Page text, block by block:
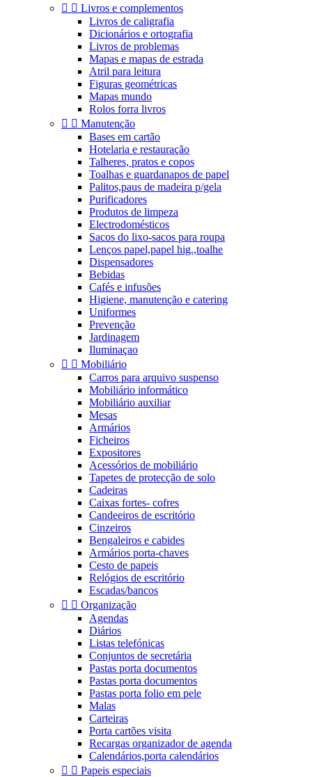
  Livros e complementos
Livros de caligrafia
Dicionários e ortografia
Livros de problemas
Mapas e mapas de estrada
Atril para leitura
Figuras geométricas
Mapas mundo
Rolos forra livros
  Manutenção
Bases em cartão
Hotelaria e restauração
Talheres, pratos e copos
Toalhas e guardanapos de papel
Palitos,paus de madeira p/gela
Purificadores
Produtos de limpeza
Electrodomésticos
Sacos do lixo-sacos para roupa
Lenços papel,papel hig.,toalhe
Dispensadores
Bebidas
Cafés e infusões
Higiene, manutenção e catering
Uniformes
Prevenção
Jardinagem
Iluminaçao
  Mobiliário
Carros para arquivo suspenso
Mobiliário informático
Mobiliário auxiliar
Mesas
Armários
Ficheiros
Expositores
Acessórios de mobiliário
Tapetes de protecção de solo
Cadeiras
Caixas fortes- cofres
Candeeiros de escritório
Cinzeiros
Bengaleiros e cabides
Armários porta-chaves
Cesto de papeis
Relógios de escritório
Escadas/bancos
  Organização
Agendas
Diários
Listas telefónicas
Conjuntos de secretária
Pastas porta documentos
Pastas porta documentos
Pastas porta folio em pele
Malas
Carteiras
Porta cartões visita
Recargas organizador de agenda
Calendários,porta calendários
  Papeis especiais